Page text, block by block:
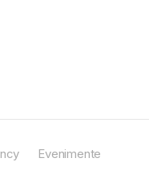
Evenimente